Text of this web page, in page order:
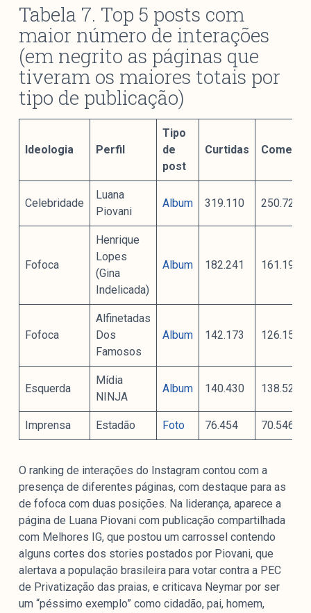
Tabela 7. Top 5 posts com
maior número de interações
(em negrito as páginas que
tiveram os maiores totais por
tipo de publicação)
Ideologia Perfil
Tipo
de
post
Curtidas
Celebridade
Luana
Piovani
Album 319.110 250.724
Fofoca
Henrique
Lopes
(Gina
Indelicada)
Album 182.241 161.191
Fofoca
Alfinetadas
Dos
Famosos
Album 142.173 126.150
Esquerda
Mídia
NINJA
Album 140.430 138.520
Imprensa Estadão Foto 76.454 70.546
O ranking de interações do Instagram contou com a
presença de diferentes páginas, com destaque para as
de fofoca com duas posições. Na liderança, aparece a
página de Luana Piovani com publicação compartilhada
com Melhores IG, que postou um carrossel contendo
alguns cortes dos stories postados por Piovani, que
alertava a população brasileira para votar contra a PEC
de Privatização das praias, e criticava Neymar por ser
um “péssimo exemplo” como cidadão, pai, homem,